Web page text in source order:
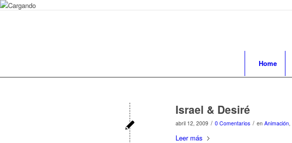
Home
Israel & Desiré
abril 12, 2009 / 0 Comentarios / en Animación,
Leer más